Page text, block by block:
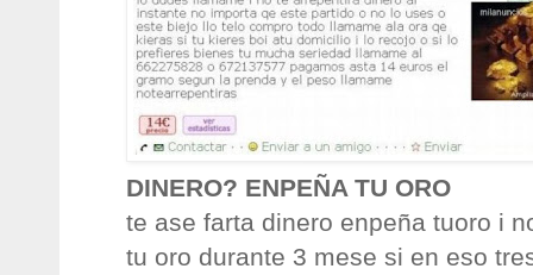
DINERO? ENPEÑA TU ORO
te ase farta dinero enpeña tuoro i
tu oro durante 3 mese si en eso